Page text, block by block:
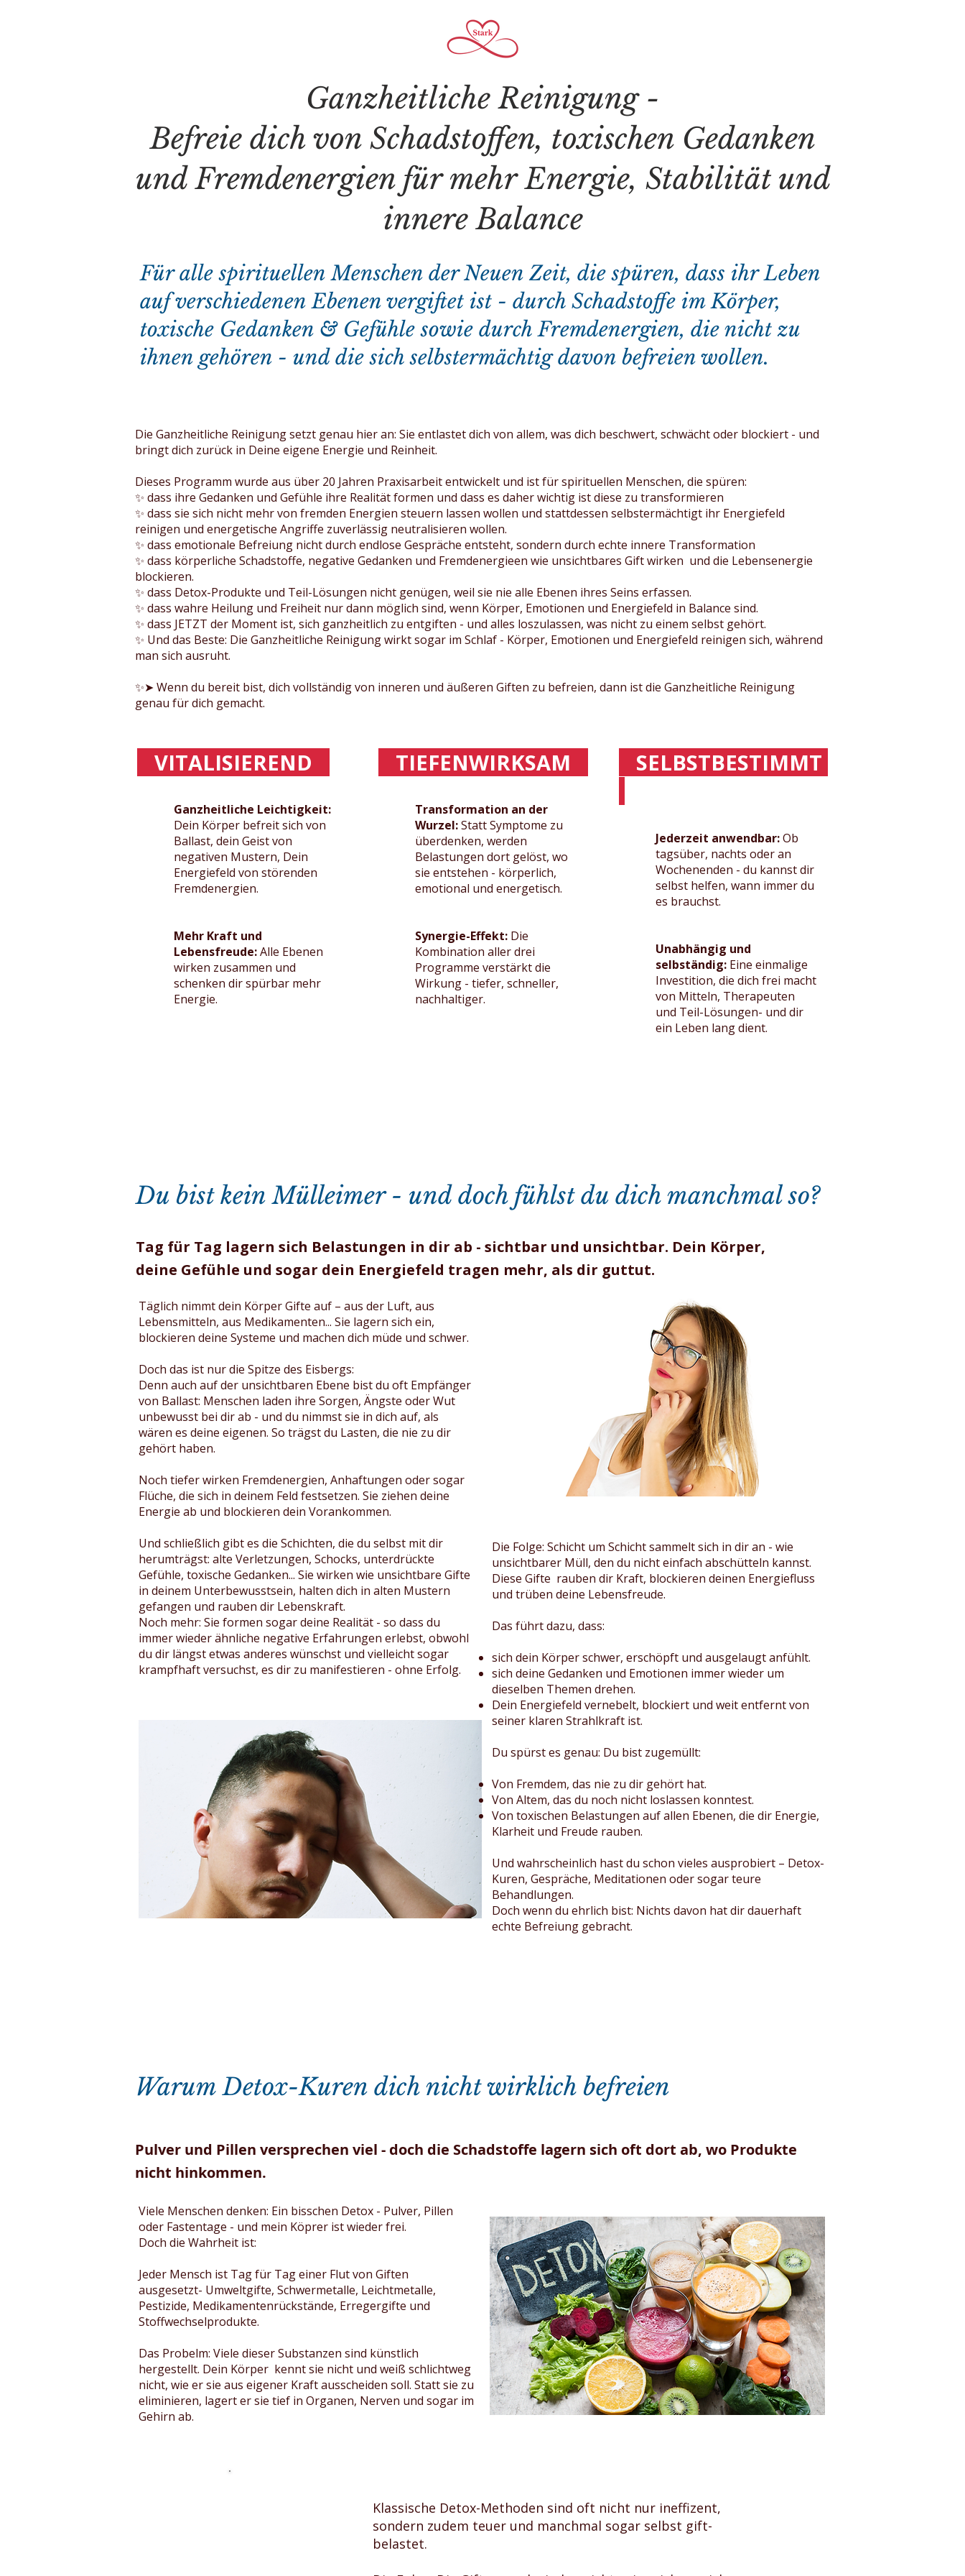
Ganzheitliche Reinigung -
Befreie dich von Schadstoffen, toxischen Gedanken
und Fremdenergien für mehr Energie, Stabilität und
innere Balance
Für alle spirituellen Menschen der Neuen Zeit, die spüren, dass ihr Leben
auf verschiedenen Ebenen vergiftet ist - durch Schadstoffe im Körper,
toxische Gedanken & Gefühle sowie durch Fremdenergien, die nicht zu
ihnen gehören - und die sich selbstermächtig davon befreien wollen.
Die Ganzheitliche Reinigung setzt genau hier an: Sie entlastet dich von allem, was dich beschwert, schwächt oder blockiert - und
bringt dich zurück in Deine eigene Energie und Reinheit.
Dieses Programm wurde aus über 20 Jahren Praxisarbeit entwickelt und ist für spirituellen Menschen, die spüren:
✨ dass ihre Gedanken und Gefühle ihre Realität formen und dass es daher wichtig ist diese zu transformieren
✨ dass sie sich nicht mehr von fremden Energien steuern lassen wollen und stattdessen selbstermächtigt ihr Energiefeld
reinigen und energetische Angriffe zuverlässig neutralisieren wollen.
✨ dass emotionale Befreiung nicht durch endlose Gespräche entsteht, sondern durch echte innere Transformation
✨ dass körperliche Schadstoffe, negative Gedanken und Fremdenergieen wie unsichtbares Gift wirken und die Lebensenergie
blockieren.
✨ dass Detox-Produkte und Teil-Lösungen nicht genügen, weil sie nie alle Ebenen ihres Seins erfassen.
✨ dass wahre Heilung und Freiheit nur dann möglich sind, wenn Körper, Emotionen und Energiefeld in Balance sind.
✨ dass JETZT der Moment ist, sich ganzheitlich zu entgiften - und alles loszulassen, was nicht zu einem selbst gehört.​
✨ Und das Beste: Die Ganzheitliche Reinigung wirkt sogar im Schlaf - Körper, Emotionen und Energiefeld reinigen sich, während
man sich ausruht.
✨➤ Wenn du bereit bist, dich vollständig von inneren und äußeren Giften zu befreien, dann ist die Ganzheitliche Reinigung
genau für dich gemacht.
VITALISIEREND
Ganzheitliche Leichtigkeit:
Dein Körper befreit sich von
Ballast, dein Geist von
negativen Mustern, Dein
Energiefeld von störenden
Fremdenergien.
Mehr Kraft und
Lebensfreude:Alle Ebenen
wirken zusammen und
schenken dir spürbar mehr
Energie.
TIEFENWIRKSAM
Transformation an der
Wurzel:Statt Symptome zu
überdenken, werden
Belastungen dort gelöst, wo
sie entstehen - körperlich,
emotional und energetisch.
Synergie-Effekt:Die
Kombination aller drei
Programme verstärkt die
Wirkung - tiefer, schneller,
nachhaltiger.
SELBSTBESTIMMT
Jederzeit anwendbar:Ob
tagsüber, nachts oder an
Wochenenden - du kannst dir
selbst helfen, wann immer du
es brauchst.
Unabhängig und
selbständig: Eine einmalige
Investition, die dich frei macht
von Mitteln, Therapeuten
und Teil-Lösungen- und dir
ein Leben lang dient.
Du bist kein Mülleimer - und doch fühlst du dich manchmal so?
Tag für Tag lagern sich Belastungen in dir ab - sichtbar und unsichtbar. Dein Körper,
deine Gefühle und sogar dein Energiefeld tragen mehr, als dir guttut.
Täglich nimmt dein Körper Gifte auf – aus der Luft, aus
Lebensmitteln, aus Medikamenten... Sie lagern sich ein,
blockieren deine Systeme und machen dich müde und schwer.
Doch das ist nur die Spitze des Eisbergs:
Denn auch auf der unsichtbaren Ebene bist du oft Empfänger
von Ballast: Menschen laden ihre Sorgen, Ängste oder Wut
unbewusst bei dir ab - und du nimmst sie in dich auf, als
wären es deine eigenen. So trägst du Lasten, die nie zu dir
gehört haben.
Noch tiefer wirken Fremdenergien, Anhaftungen oder sogar
Flüche, die sich in deinem Feld festsetzen. Sie ziehen deine
Energie ab und blockieren dein Vorankommen.
Und schließlich gibt es die Schichten, die du selbst mit dir
herumträgst: alte Verletzungen, Schocks, unterdrückte
Gefühle, toxische Gedanken... Sie wirken wie unsichtbare Gifte
in deinem Unterbewusstsein, halten dich in alten Mustern
gefangen und rauben dir Lebenskraft.
Noch mehr: Sie formen sogar deine Realität - so dass du
immer wieder ähnliche negative Erfahrungen erlebst, obwohl
du dir längst etwas anderes wünschst und vielleicht sogar
krampfhaft versuchst, es dir zu manifestieren - ohne Erfolg.
Die Folge: Schicht um Schicht sammelt sich in dir an - wie
unsichtbarer Müll, den du nicht einfach abschütteln kannst.
Diese Gifte rauben dir Kraft, blockieren deinen Energiefluss
und trüben deine Lebensfreude.
​Das führt dazu, dass:
sich dein Körper schwer, erschöpft und ausgelaugt anfühlt.
sich deine Gedanken und Emotionen immer wieder um
dieselben Themen drehen.
Dein Energiefeld vernebelt, blockiert und weit entfernt von
seiner klaren Strahlkraft ist.
Du spürst es genau: Du bist zugemüllt:
Von Fremdem, das nie zu dir gehört hat.
Von Altem, das du noch nicht loslassen konntest.
Von toxischen Belastungen auf allen Ebenen, die dir Energie,
Klarheit und Freude rauben.
Und wahrscheinlich hast du schon vieles ausprobiert – Detox-
Kuren, Gespräche, Meditationen oder sogar teure
Behandlungen.
Doch wenn du ehrlich bist: Nichts davon hat dir dauerhaft
echte Befreiung gebracht.
Warum Detox-Kuren dich nicht wirklich befreien
Pulver und Pillen versprechen viel - doch die Schadstoffe lagern sich oft dort ab, wo Produkte
nicht hinkommen.
Viele Menschen denken: Ein bisschen Detox - Pulver, Pillen
oder Fastentage - und mein Köprer ist wieder frei.
Doch die Wahrheit ist:
Jeder Mensch ist Tag für Tag einer Flut von Giften
ausgesetzt- Umweltgifte, Schwermetalle, Leichtmetalle,
Pestizide, Medikamentenrückstände, Erregergifte und
Stoffwechselprodukte.
Das Probelm: Viele dieser Substanzen sind künstlich
hergestellt. Dein Körper kennt sie nicht und weiß schlichtweg
nicht, wie er sie aus eigener Kraft ausscheiden soll. Statt sie zu
eliminieren, lagert er sie tief in Organen, Nerven und sogar im
Gehirn ab.
Klassische Detox-Methoden sind oft nicht nur ineffizent,
sondern zudem teuer und manchmal sogar selbst gift-
belastet.